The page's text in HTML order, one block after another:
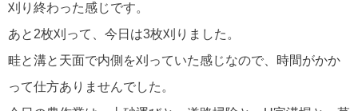
刈り終わった感じです。
あと2枚刈って、今日は3枚刈りました。
畦と溝と天面で内側を刈っていた感じなので、時間がかか
って仕方ありませんでした。